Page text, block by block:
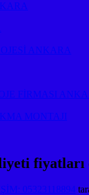
ANKARA
FİRMASI
MONTAJI
05323118894